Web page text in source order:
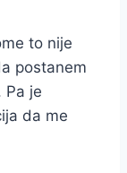
to nije
postanem
Pa je
da me